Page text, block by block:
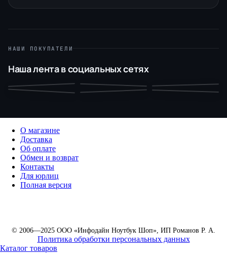
НАШИ ПОКУПАТЕЛИ
Наша лента в социальных сетях
О магазине
Доставка
Об оплате
Обмен и возврат
Контакты
Для юрлиц
Полная версия
© 2006—2025 ООО «Инфодайн Ноутбук Шоп», ИП Романов Р. А.
Политика обработки персональных данных
Каталог товаров